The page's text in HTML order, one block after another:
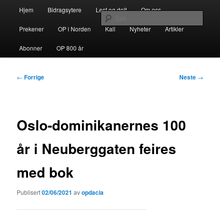
Dominikanerordenen i Norden
Hjem Bidragsytere Lest og delt Om oss
Prekener OP i Norden Kall Nyheter Artikler
Abonner OP 800 år
Innleggsnavigasjon
← Forrige Neste →
Oslo-dominikanernes 100
år i Neuberggaten feires
med bok
Publisert02/06/2021 avopdacia